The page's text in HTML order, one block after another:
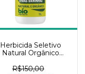
Herbicida Seletivo
Natural Orgânico
Fim 1L
R$150,00